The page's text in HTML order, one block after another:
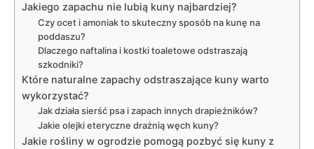
Jakiego zapachu nie lubią kuny najbardziej?
Czy ocet i amoniak to skuteczny sposób na kunę na
poddaszu?
Dlaczego naftalina i kostki toaletowe odstraszają
szkodniki?
Które naturalne zapachy odstraszające kuny warto
wykorzystać?
Jak działa sierść psa i zapach innych drapieżników?
Jakie olejki eteryczne drażnią węch kuny?
Jakie rośliny w ogrodzie pomogą pozbyć się kuny z